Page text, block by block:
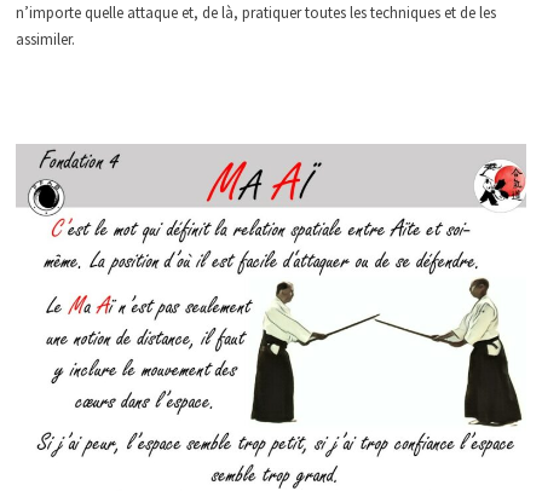
n’importe quelle attaque et, de là, pratiquer toutes les techniques et de les
assimiler.